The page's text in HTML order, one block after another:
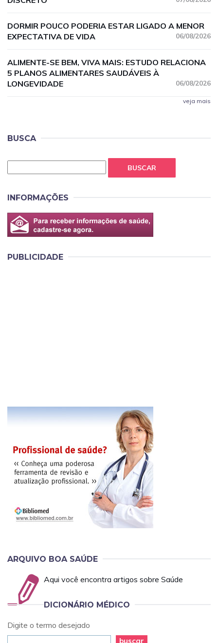
DORMIR POUCO PODERIA ESTAR LIGADO A MENOR
EXPECTATIVA DE VIDA
06/08/2026
ALIMENTE-SE BEM, VIVA MAIS: ESTUDO RELACIONA
5 PLANOS ALIMENTARES SAUDÁVEIS À
LONGEVIDADE
06/08/2026
veja mais
BUSCA
BUSCAR
INFORMAÇÕES
PUBLICIDADE
ARQUIVO BOA SAÚDE
Aqui você encontra artigos sobre Saúde
DICIONÁRIO MÉDICO
Digite o termo desejado
buscar